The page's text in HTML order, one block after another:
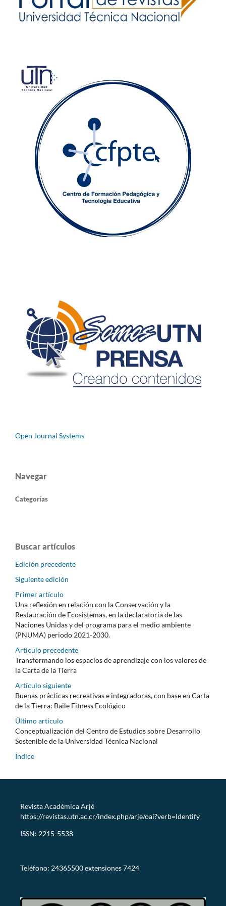
Open Journal Systems
Navegar
Categorías
Buscar artículos
Edición precedente
Siguiente edición
Primer artículo
Una reflexión en relación con la Conservación y la
Restauración de Ecosistemas, en la declaratoria de las
Naciones Unidas y del programa para el medio ambiente
(PNUMA) periodo 2021-2030.
Artículo precedente
Transformando los espacios de aprendizaje con los valores de
la Carta de la Tierra
Artículo siguiente
Buenas prácticas recreativas e integradoras, con base en Carta
de la Tierra: Baile Fitness Ecológico
Último artículo
Conceptualización del Centro de Estudios sobre Desarrollo
Sostenible de la Universidad Técnica Nacional
Índice
Revista Académica Arjé
https://revistas.utn.ac.cr/index.php/arje/oai?verb=Identify
ISSN: 2215-5538
Teléfono: 24365500 extensiones 7424